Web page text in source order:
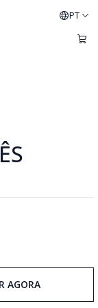
PT
AGORA